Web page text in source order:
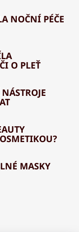
NOČNÍ PÉČE
O PLEŤ
MASKY